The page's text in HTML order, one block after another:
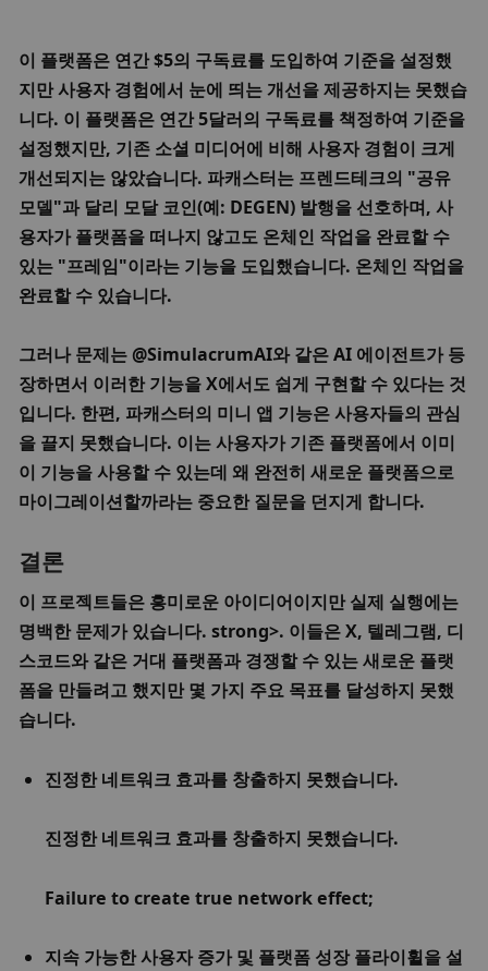
이 플랫폼은 연간 $5의 구독료를 도입하여 기준을 설정했
지만 사용자 경험에서 눈에 띄는 개선을 제공하지는 못했습
니다. 이 플랫폼은 연간 5달러의 구독료를 책정하여 기준을
설정했지만, 기존 소셜 미디어에 비해 사용자 경험이 크게
개선되지는 않았습니다. 파캐스터는 프렌드테크의 "공유
모델"과 달리 모달 코인(예: DEGEN) 발행을 선호하며, 사
용자가 플랫폼을 떠나지 않고도 온체인 작업을 완료할 수
있는 "프레임"이라는 기능을 도입했습니다. 온체인 작업을
완료할 수 있습니다.
그러나 문제는 @SimulacrumAI와 같은 AI 에이전트가 등
장하면서 이러한 기능을 X에서도 쉽게 구현할 수 있다는 것
입니다. 한편, 파캐스터의 미니 앱 기능은 사용자들의 관심
을 끌지 못했습니다. 이는 사용자가 기존 플랫폼에서 이미
이 기능을 사용할 수 있는데 왜 완전히 새로운 플랫폼으로
마이그레이션할까라는 중요한 질문을 던지게 합니다.
결론
이 프로젝트들은 흥미로운 아이디어이지만 실제 실행에는
명백한 문제가 있습니다. strong>. 이들은 X, 텔레그램, 디
스코드와 같은 거대 플랫폼과 경쟁할 수 있는 새로운 플랫
폼을 만들려고 했지만 몇 가지 주요 목표를 달성하지 못했
습니다.
진정한 네트워크 효과를 창출하지 못했습니다.
진정한 네트워크 효과를 창출하지 못했습니다.
Failure to create true network effect;
지속 가능한 사용자 증가 및 플랫폼 성장 플라이휠을 설